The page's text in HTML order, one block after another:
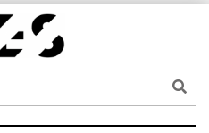
a tothom